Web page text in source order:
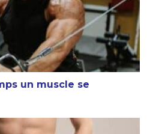
un muscle se
musculation sont-elles